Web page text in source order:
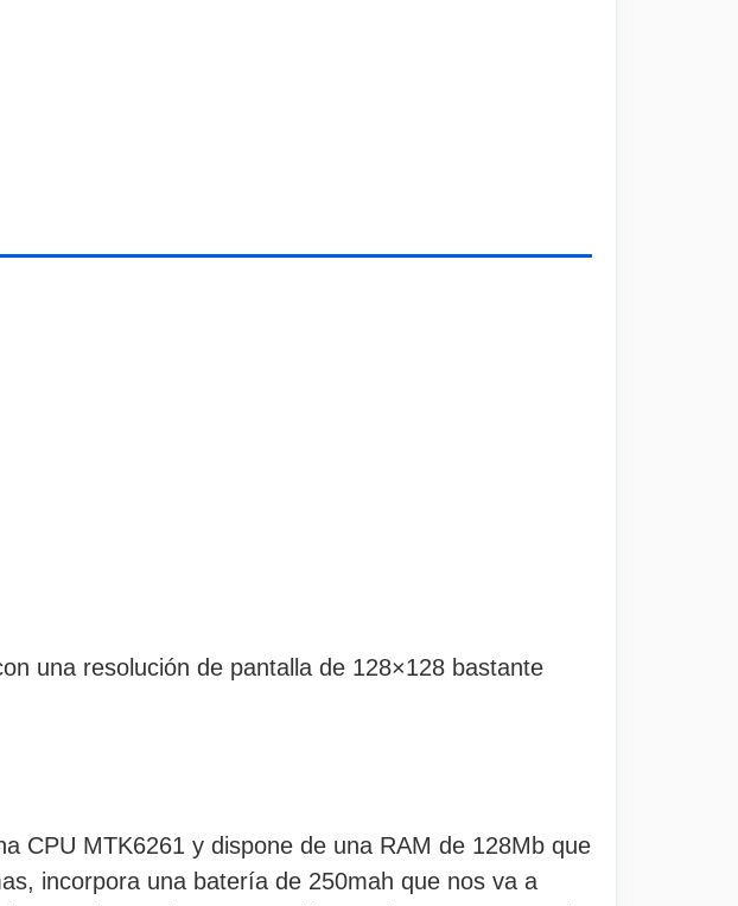
una resolución de pantalla de 128×128 bastante
CPU MTK6261 y dispone de una RAM de 128Mb que
incorpora una batería de 250mah que nos va a